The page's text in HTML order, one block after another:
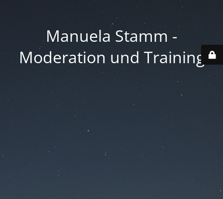
Manuela Stamm -
Moderation und Training